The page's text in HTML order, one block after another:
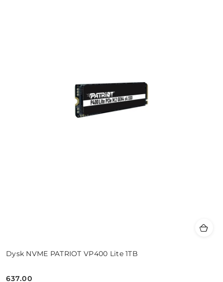
Dysk NVME PATRIOT VP400 Lite 1TB
637.00